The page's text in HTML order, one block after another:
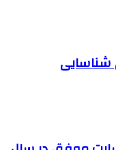
شناسایی